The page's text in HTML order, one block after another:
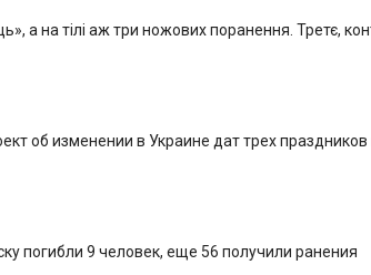
а на тілі аж три ножових поранення. Третє,
об изменении в Украине дат трех
погибли 9 человек, еще 56 получили ранения